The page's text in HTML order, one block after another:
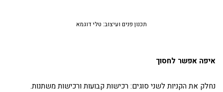
תכנון פנים ועיצוב: טלי דוגמא
אפשר לחסוך
את הקניות לשני סוגים: רכישות קבועות ורכישות משתנות.